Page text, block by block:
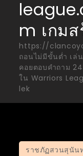
m เกม
https://
ถอนไม่มีขั้นต่ำ เ
คอยตอบคำถาม
ใน Warriors
lek
ราชภัฏสวนสุนัน